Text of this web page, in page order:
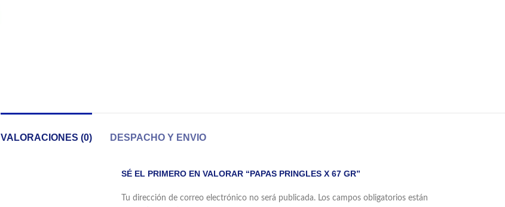
VALORACIONES (0) DESPACHO Y ENVIO
SÉ EL PRIMERO EN VALORAR “PAPAS PRINGLES X 67 GR”
Tu dirección de correo electrónico no será publicada. Los campos obligatorios están